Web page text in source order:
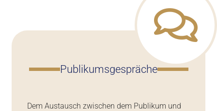
Publikumsgespräche
Dem Austausch zwischen dem Publikum und